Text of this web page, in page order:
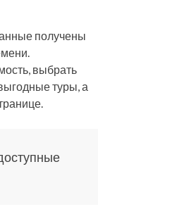
получены
выбрать
туры, а